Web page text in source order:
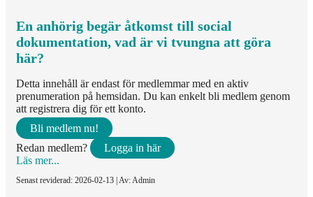
En anhörig begär åtkomst till social
dokumentation, vad är vi tvungna att göra
här?
Detta innehåll är endast för medlemmar med en aktiv
prenumeration på hemsidan. Du kan enkelt bli medlem genom
att registrera dig för ett konto.
Bli medlem nu!
Redan medlem?
Logga in här
Läs mer...
Senast reviderad: 2026-02-13 | Av: Admin